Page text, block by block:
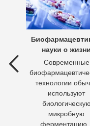
науки о жизни
Современные
технологии
используют
биологическую
микробную